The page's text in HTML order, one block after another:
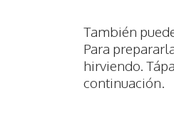
También
Para
hirviendo.
continuación.